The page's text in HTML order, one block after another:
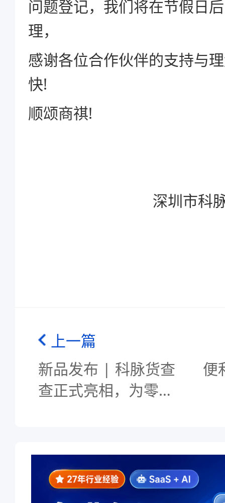
问题登记，我们将在节假日
理，
感谢各位合作伙伴的支持与
快!
顺颂商祺!
深圳市科
上一篇
新品发布 | 科脉货查
查正式亮相，为零售
便